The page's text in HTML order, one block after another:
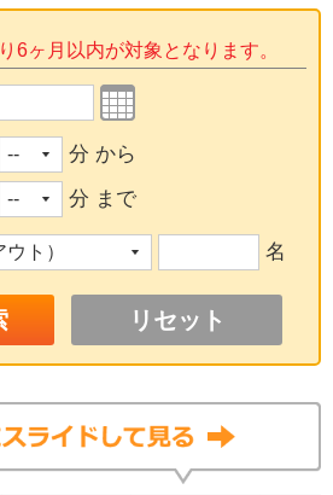
6ヶ月以内が対象となります。
分 から
分 まで
名
リセット